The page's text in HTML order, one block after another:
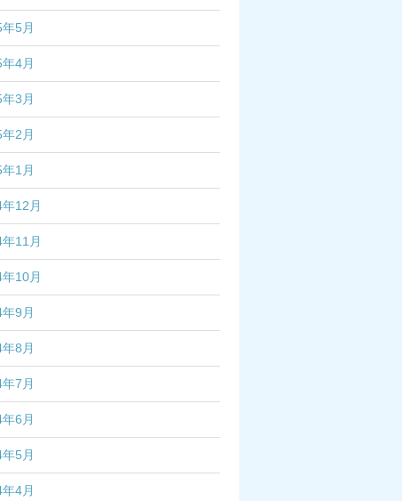
5月
4月
3月
2月
1月
12月
11月
10月
9月
8月
7月
6月
5月
4月